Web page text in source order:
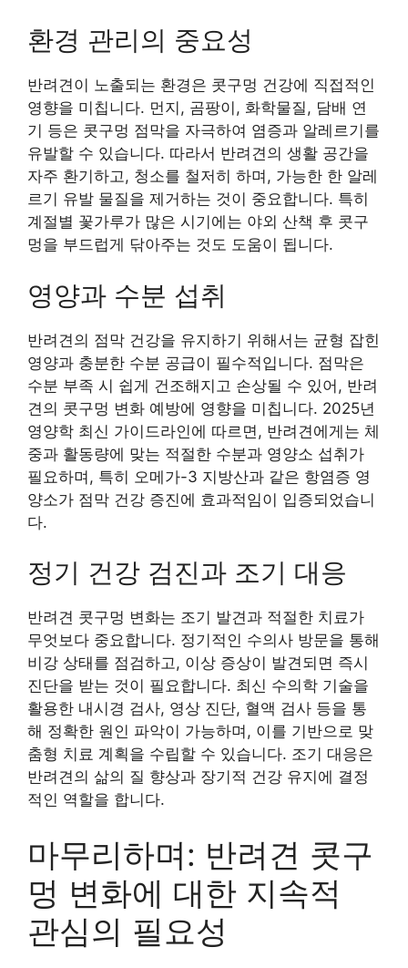
환경 관리의 중요성
반려견이 노출되는 환경은 콧구멍 건강에 직접적인
영향을 미칩니다. 먼지, 곰팡이, 화학물질, 담배 연
기 등은 콧구멍 점막을 자극하여 염증과 알레르기를
유발할 수 있습니다. 따라서 반려견의 생활 공간을
자주 환기하고, 청소를 철저히 하며, 가능한 한 알레
르기 유발 물질을 제거하는 것이 중요합니다. 특히
계절별 꽃가루가 많은 시기에는 야외 산책 후 콧구
멍을 부드럽게 닦아주는 것도 도움이 됩니다.
영양과 수분 섭취
반려견의 점막 건강을 유지하기 위해서는 균형 잡힌
영양과 충분한 수분 공급이 필수적입니다. 점막은
수분 부족 시 쉽게 건조해지고 손상될 수 있어, 반려
견의 콧구멍 변화 예방에 영향을 미칩니다. 2025년
영양학 최신 가이드라인에 따르면, 반려견에게는 체
중과 활동량에 맞는 적절한 수분과 영양소 섭취가
필요하며, 특히 오메가-3 지방산과 같은 항염증 영
양소가 점막 건강 증진에 효과적임이 입증되었습니
다.
정기 건강 검진과 조기 대응
반려견 콧구멍 변화는 조기 발견과 적절한 치료가
무엇보다 중요합니다. 정기적인 수의사 방문을 통해
비강 상태를 점검하고, 이상 증상이 발견되면 즉시
진단을 받는 것이 필요합니다. 최신 수의학 기술을
활용한 내시경 검사, 영상 진단, 혈액 검사 등을 통
해 정확한 원인 파악이 가능하며, 이를 기반으로 맞
춤형 치료 계획을 수립할 수 있습니다. 조기 대응은
반려견의 삶의 질 향상과 장기적 건강 유지에 결정
적인 역할을 합니다.
마무리하며: 반려견 콧구
멍 변화에 대한 지속적
관심의 필요성